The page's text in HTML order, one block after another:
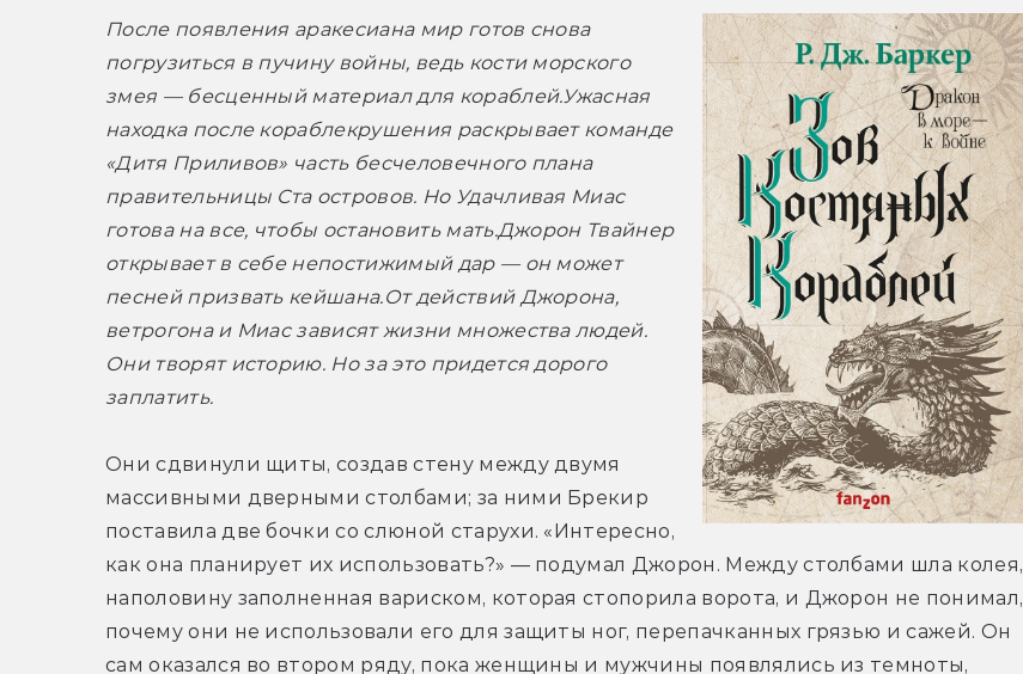
После появления аракесиана мир готов снова
погрузиться в пучину войны, ведь кости морского
змея — бесценный материал для кораблей.Ужасная
находка после кораблекрушения раскрывает команде
«Дитя Приливов» часть бесчеловечного плана
правительницы Ста островов. Но Удачливая Миас
готова на все, чтобы остановить мать.Джорон Твайнер
открывает в себе непостижимый дар — он может
песней призвать кейшана.От действий Джорона,
ветрогона и Миас зависят жизни множества людей.
Они творят историю. Но за это придется дорого
заплатить.
Они сдвинули щиты, создав стену между двумя
массивными дверными столбами; за ними Брекир
поставила две бочки со слюной старухи. «Интересно,
как она планирует их использовать?» — подумал Джорон. Между столбами шла колея,
наполовину заполненная вариском, которая стопорила ворота, и Джорон не понимал,
почему они не использовали его для защиты ног, перепачканных грязью и сажей. Он
сам оказался во втором ряду, пока женщины и мужчины появлялись из темноты,